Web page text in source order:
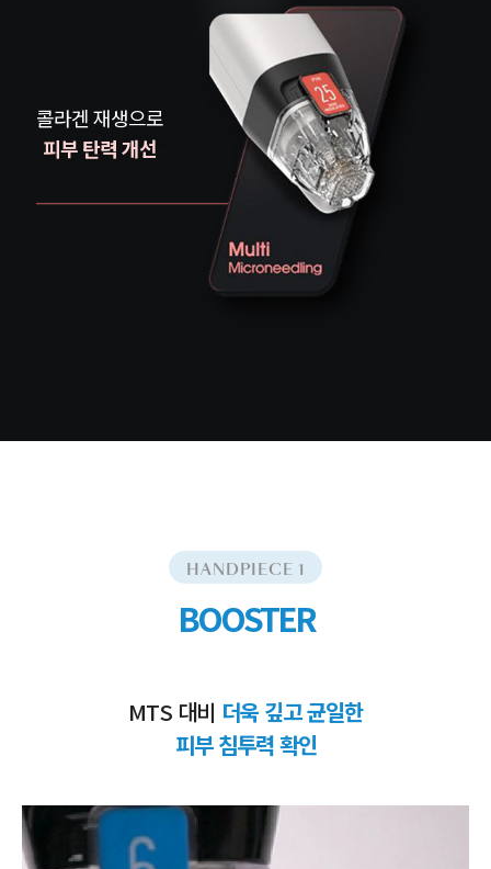
콜라겐 재생으로
피부 탄력 개선
HANDPIECE 1
BOOSTER
MTS 대비 더욱 깊고 균일한
피부 침투력 확인